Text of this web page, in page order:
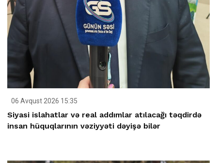
06 Avqust 2026 15:35
Siyasi islahatlar və real addımlar atılacağı təqdirdə
insan hüquqlarının vəziyyəti dəyişə bilər